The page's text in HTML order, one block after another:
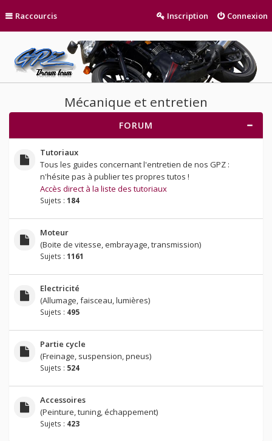
Raccourcis Connexion
Inscription
Mécanique et entretien
FORUM
Tutoriaux
Tous les guides concernant l'entretien de nos GPZ :
n'hésite pas à publier tes propres tutos !
Accès direct à la liste des tutoriaux
Sujets : 184
Moteur
(Boite de vitesse, embrayage, transmission)
Sujets : 1161
Electricité
(Allumage, faisceau, lumières)
Sujets : 495
Partie cycle
(Freinage, suspension, pneus)
Sujets : 524
Accessoires
(Peinture, tuning, échappement)
Sujets : 423